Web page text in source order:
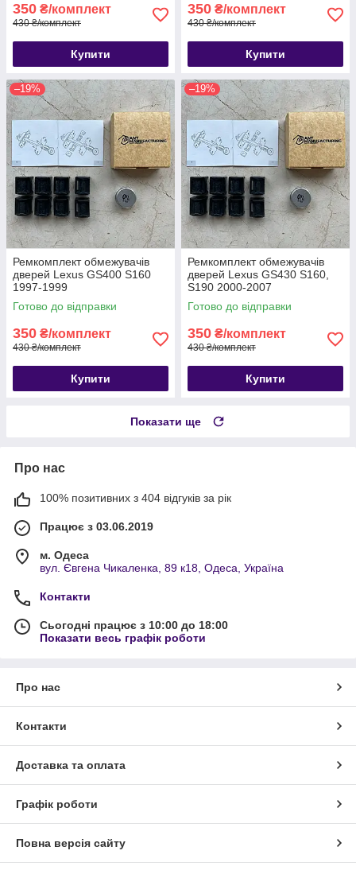
350 ₴/комплект
430 ₴/комплект
Купити
350 ₴/комплект
430 ₴/комплект
Купити
–19%
Ремкомплект обмежувачів
дверей Lexus GS400 S160
1997-1999
Готово до відправки
350 ₴/комплект
430 ₴/комплект
Купити
–19%
Ремкомплект обмежувачів
дверей Lexus GS430 S160,
S190 2000-2007
Готово до відправки
350 ₴/комплект
430 ₴/комплект
Купити
Показати ще
Про нас
100% позитивних з 404 відгуків за рік
Працює з 03.06.2019
м. Одеса
вул. Євгена Чикаленка, 89 к18, Одеса, Україна
Контакти
Сьогодні працює з 10:00 до 18:00
Показати весь графік роботи
Про нас
Контакти
Доставка та оплата
Графік роботи
Повна версія сайту